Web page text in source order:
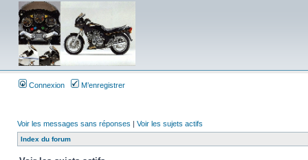
Connexion M’enregistrer
Voir les messages sans réponses | Voir les sujets actifs
Index du forum